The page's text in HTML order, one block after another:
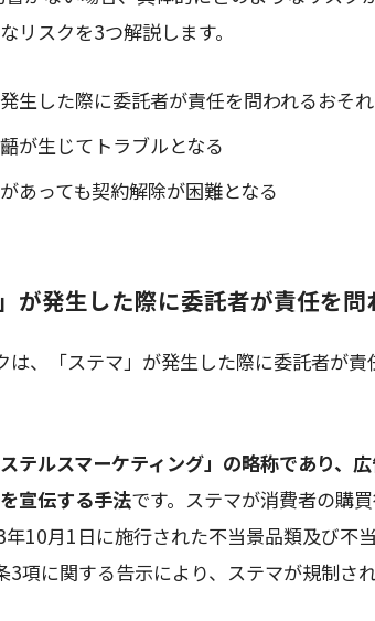
リスクを3つ解説します。
発生した際に委託者が責任を問われるおそ
が生じてトラブルとなる
あっても契約解除が困難となる
が発生した際に委託者が責任を
は、「ステマ」が発生した際に委託者が
テルスマーケティング」の略称であり、
宣伝する手法です。ステマが消費者の購
10月1日に施行された不当景品類及び不
3項に関する告示により、ステマが規制さ